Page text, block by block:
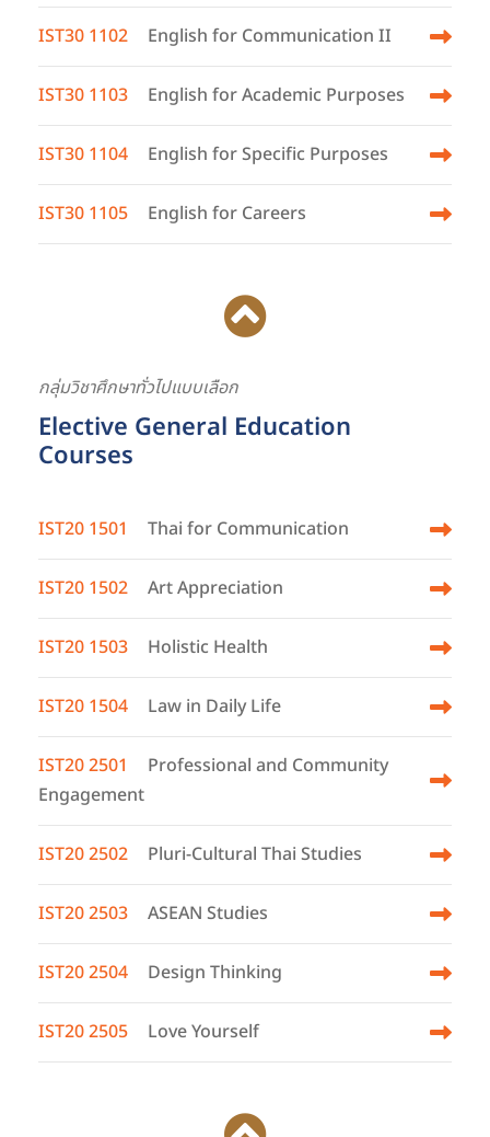
IST30 1102 English for Communication II
IST30 1103 English for Academic Purposes
IST30 1104 English for Specific Purposes
IST30 1105 English for Careers
กลุ่มวิชาศึกษาทั่วไปแบบเลือก
Elective General Education
Courses
IST20 1501 Thai for Communication
IST20 1502 Art Appreciation
IST20 1503 Holistic Health
IST20 1504 Law in Daily Life
IST20 2501
Professional and Community
Engagement
IST20 2502 Pluri-Cultural Thai Studies
IST20 2503 ASEAN Studies
IST20 2504 Design Thinking
IST20 2505 Love Yourself